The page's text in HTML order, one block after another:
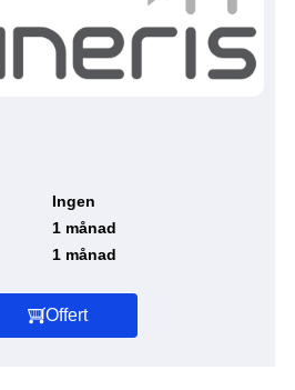
Ingen
1 månad
1 månad
Offert